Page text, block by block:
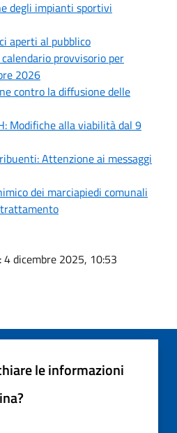
degli impianti sportivi
aperti al pubblico
provvisorio per
2026
contro la diffusione delle
Modifiche alla viabilità dal 9
Attenzione ai messaggi
dei marciapiedi comunali
: 4 dicembre 2025, 10:53
le informazioni